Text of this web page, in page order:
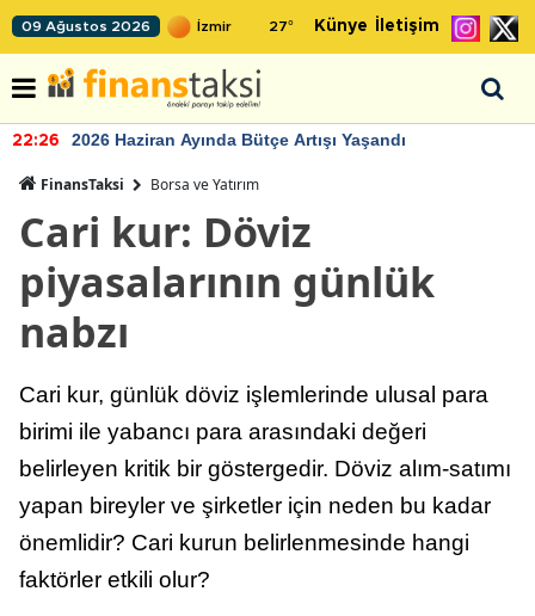
09 Ağustos 2026 27° Künye İletişim
22:26 2026 Haziran Ayında Bütçe Artışı Yaşandı
FinansTaksi Borsa ve Yatırım
Cari kur: Döviz
piyasalarının günlük
nabzı
Cari kur, günlük döviz işlemlerinde ulusal para
birimi ile yabancı para arasındaki değeri
belirleyen kritik bir göstergedir. Döviz alım-satımı
yapan bireyler ve şirketler için neden bu kadar
önemlidir? Cari kurun belirlenmesinde hangi
faktörler etkili olur?